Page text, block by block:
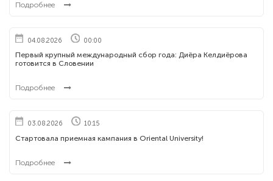
Подробнее
04.08.2026 00:00
Первый крупный международный сбор года: Диёра Келдиёрова
готовится в Словении
Подробнее
03.08.2026 10:15
Стартовала приемная кампания в Oriental University!
Подробнее